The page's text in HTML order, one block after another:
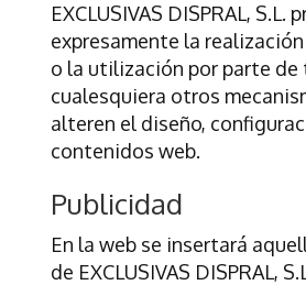
EXCLUSIVAS DISPRAL, S.L.
expresamente la
o la utilización por parte de
cualesquiera otros
alteren el diseño,
contenidos web.
Publicidad
En la web se insertará
de EXCLUSIVAS DISPRAL,